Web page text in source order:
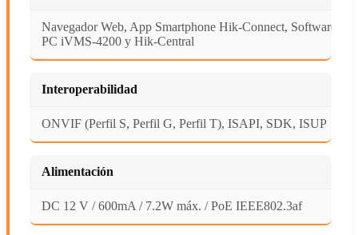
Navegador Web, App Smartphone Hik-Connect, Software
PC iVMS-4200 y Hik-Central
Interoperabilidad
ONVIF (Perfil S, Perfil G, Perfil T), ISAPI, SDK, ISUP
Alimentación
DC 12 V / 600mA / 7.2W máx. / PoE IEEE802.3af